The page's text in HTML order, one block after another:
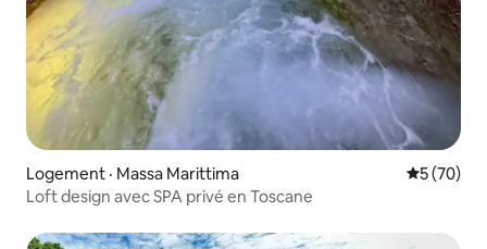
Logement · Massa Marittima Note
5 (70)
Loft design avec SPA privé en Toscane